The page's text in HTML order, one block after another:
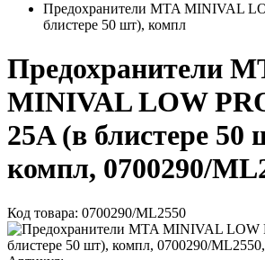
Предохранители MTA MINIVAL
блистере 50 шт), компл
Предохранители
MINIVAL LOW
25A (в блистере 50
компл, 0700290/
Код товара: 0700290/ML2550